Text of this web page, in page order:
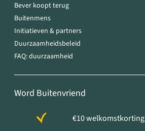
Bever koopt terug
Buitenmens
Initiatieven & partners
Duurzaamheidsbeleid
FAQ: duurzaamheid
Word Buitenvriend
€10 welkomstkorting